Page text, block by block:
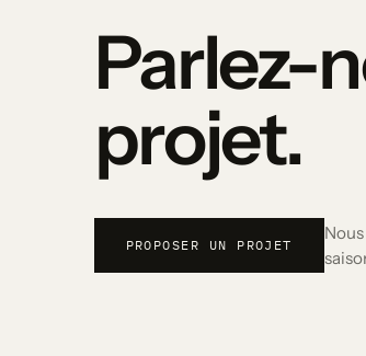
Parlez-
projet.
PROPOSER UN PROJET